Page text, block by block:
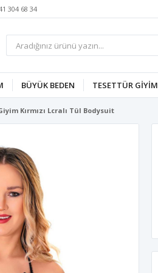
304 68 34
BÜYÜK BEDEN TESETTÜR GİYİM
Kırmızı Lcralı Tül Bodysuit